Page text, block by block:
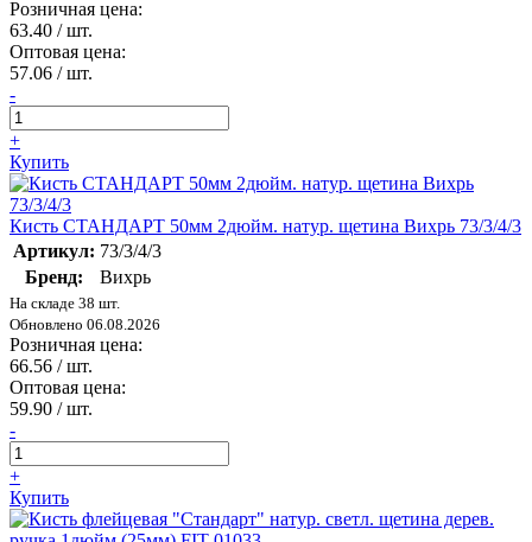
Розничная цена:
63.40 / шт.
Оптовая цена:
57.06 / шт.
-
+
Купить
Кисть СТАНДАРТ 50мм 2дюйм. натур. щетина Вихрь 73/3/4/3
Артикул: 73/3/4/3
Бренд:
Вихрь
На складе 38 шт.
Обновлено 06.08.2026
Розничная цена:
66.56 / шт.
Оптовая цена:
59.90 / шт.
-
+
Купить